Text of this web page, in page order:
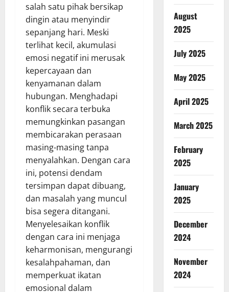
salah satu pihak bersikap
dingin atau menyindir
sepanjang hari. Meski
terlihat kecil, akumulasi
emosi negatif ini merusak
kepercayaan dan
kenyamanan dalam
hubungan. Menghadapi
konflik secara terbuka
memungkinkan pasangan
membicarakan perasaan
masing-masing tanpa
menyalahkan. Dengan cara
ini, potensi dendam
tersimpan dapat dibuang,
dan masalah yang muncul
bisa segera ditangani.
Menyelesaikan konflik
dengan cara ini menjaga
keharmonisan, mengurangi
kesalahpahaman, dan
memperkuat ikatan
emosional dalam
August
2025
July 2025
May 2025
April 2025
March 2025
February
2025
January
2025
December
2024
November
2024